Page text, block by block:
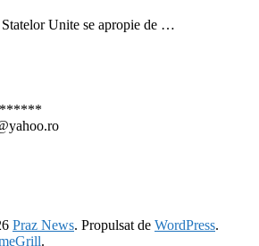
Unite se apropie de …
Praz News. Propulsat de WordPress.
.